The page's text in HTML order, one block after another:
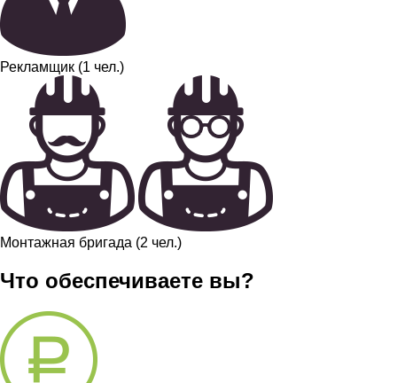
Рекламщик (1 чел.)
Монтажная бригада (2 чел.)
Что обеспечиваете вы?